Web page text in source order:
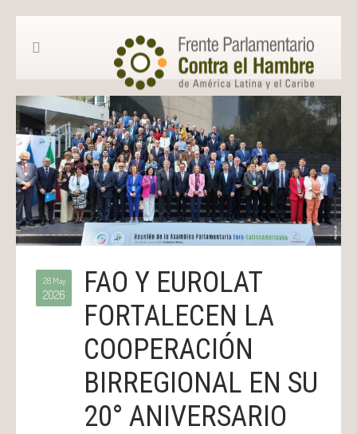
28 May
2026
FAO Y EUROLAT
FORTALECEN LA
COOPERACIÓN
BIRREGIONAL EN SU
20° ANIVERSARIO